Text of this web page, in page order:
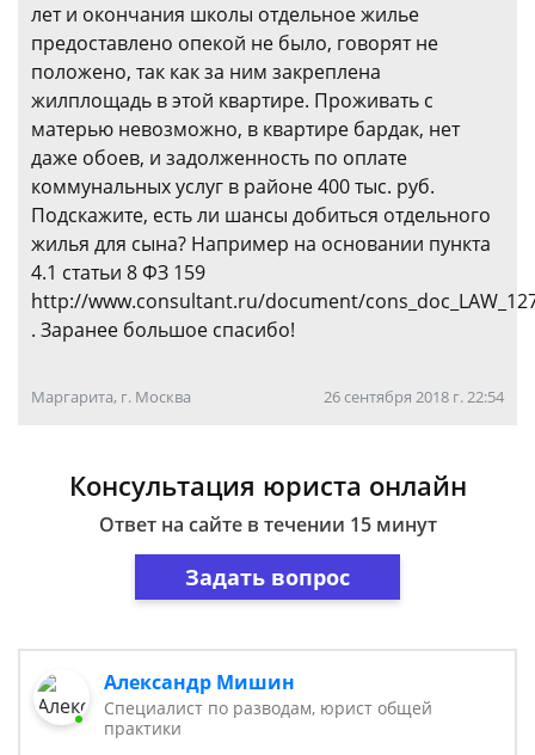
лет и окончания школы отдельное жилье
предоставлено опекой не было, говорят не
положено, так как за ним закреплена
жилплощадь в этой квартире. Проживать с
матерью невозможно, в квартире бардак, нет
даже обоев, и задолженность по оплате
коммунальных услуг в районе 400 тыс. руб.
Подскажите, есть ли шансы добиться отдельного
жилья для сына? Например на основании пункта
4.1 статьи 8 ФЗ 159
http://www.consultant.ru/document/
. Заранее большое спасибо!
Маргарита, г. Москва 26 сентября 2018 г. 22:54
Консультация юриста онлайн
Ответ на сайте в течении 15 минут
Задать вопрос
Александр Мишин
Специалист по разводам, юрист общей
практики